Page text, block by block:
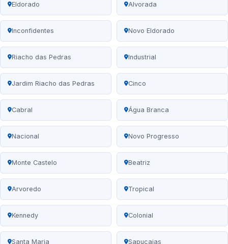
Eldorado Alvorada
Inconfidentes Novo Eldorado
Riacho das Pedras Industrial
Jardim Riacho das Pedras Cinco
Cabral Água Branca
Nacional Novo Progresso
Monte Castelo Beatriz
Arvoredo Tropical
Kennedy Colonial
Santa Maria Sapucaias